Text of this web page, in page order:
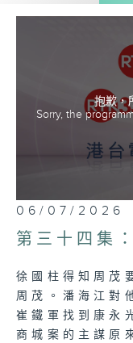
「三叉戟」迎
(粵語及普通話
抱歉，
Sorry, the
06/07/2026
第三十四集
徐國柱得知周茂
周茂。潘海江對
崔鐵軍找到康永
商城案的主謀原